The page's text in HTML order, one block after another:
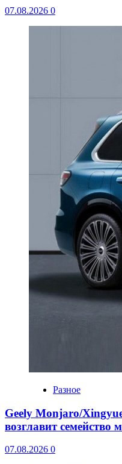
07.08.2026 0
Разное
Geely Monjaro/
возглавит семейство
07.08.2026 0